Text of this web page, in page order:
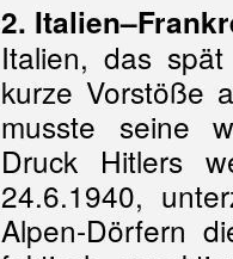
2.
Italien, das
kurze Vorstöße
musste seine
Druck Hitlers
24.6.1940,
Alpen-Dörfern